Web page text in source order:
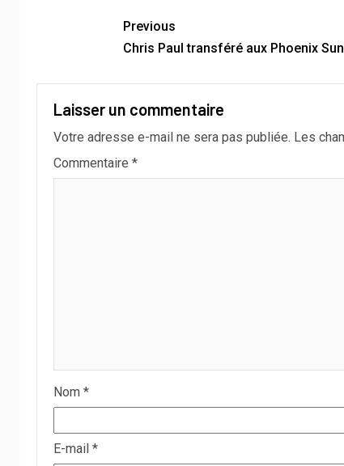
Previous
Chris Paul transféré aux Phoenix
Laisser un commentaire
Votre adresse e-mail ne sera pas publiée. Les
Commentaire *
Nom *
E-mail *